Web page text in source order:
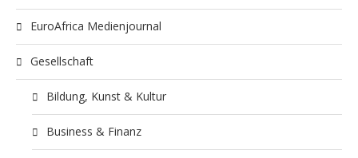
EuroAfrica Medienjournal
Gesellschaft
Bildung, Kunst & Kultur
Business & Finanz